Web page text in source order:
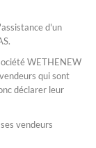
d'un
WETHENEW
qui sont
déclarer leur
vendeurs